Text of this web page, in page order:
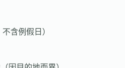
含例假日）